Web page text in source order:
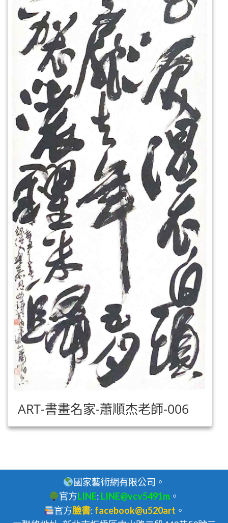
ART-書畫名家-蕭順杰老師-006
國家藝術網有限公司。
官方LINE: LINE@vcv5491m 。
官方臉書: facebook@u520art 。